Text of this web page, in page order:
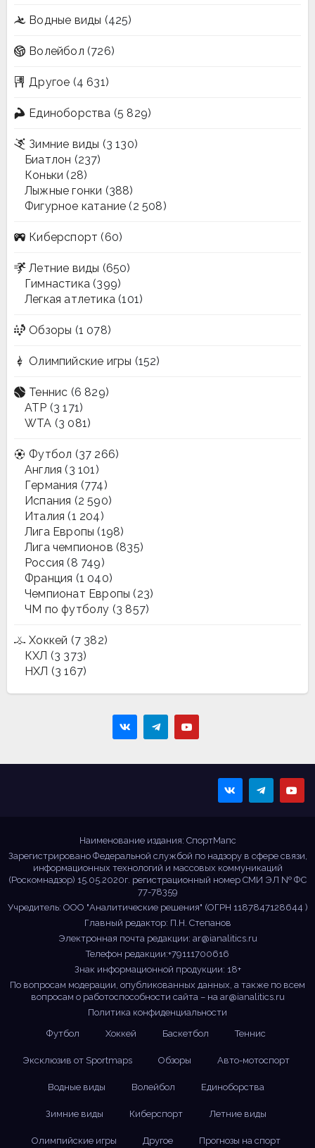
Водные виды (425)
Волейбол (726)
Другое (4 631)
Единоборства (5 829)
Зимние виды (3 130)
Биатлон (237)
Коньки (28)
Лыжные гонки (388)
Фигурное катание (2 508)
Киберспорт (60)
Летние виды (650)
Гимнастика (399)
Легкая атлетика (101)
Обзоры (1 078)
Олимпийские игры (152)
Теннис (6 829)
ATP (3 171)
WTA (3 081)
Футбол (37 266)
Англия (3 101)
Германия (774)
Испания (2 590)
Италия (1 204)
Лига Европы (198)
Лига чемпионов (835)
Россия (8 749)
Франция (1 040)
Чемпионат Европы (23)
ЧМ по футболу (3 857)
Хоккей (7 382)
КХЛ (3 373)
НХЛ (3 167)
Наименование издания: СпортМапс
Зарегистрировано Федеральной службой по надзору в сфере связи,
информационных технологий и массовых коммуникаций
(Роскомнадзор) 15.05.2020г. регистрационный номер СМИ ЭЛ № ФС
77-78359
Учредитель: ООО "Аналитические решения" (ОГРН 1187847128644 )
Главный редактор: П.Н. Степанов
Электронная почта редакции: ar@ianalitics.ru
Телефон редакции:+79111700616
Знак информационной продукции: 18+
По вопросам модерации, опубликованных данных, а также по всем
вопросам о работоспособности сайта – на ar@ianalitics.ru
Политика конфиденциальности
Футбол
Хоккей Баскетбол Теннис
Эксклюзив от Sportmaps Обзоры Авто-мотоспорт
Водные виды Волейбол Единоборства
Зимние виды Киберспорт Летние виды
Олимпийские игры Другое Прогнозы на спорт